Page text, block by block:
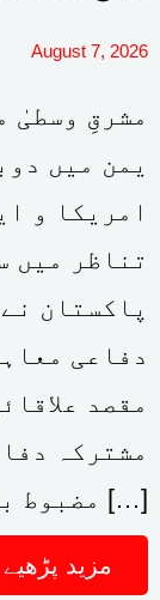
August 7, 2026
مشرقِ وسطیٰ
یمن میں
امریکا و
تناظر میں
پاکستان
دفاعی
مقصد
مشترکہ
مضبوط بنانا ہے۔ […]
مزید پڑھیے